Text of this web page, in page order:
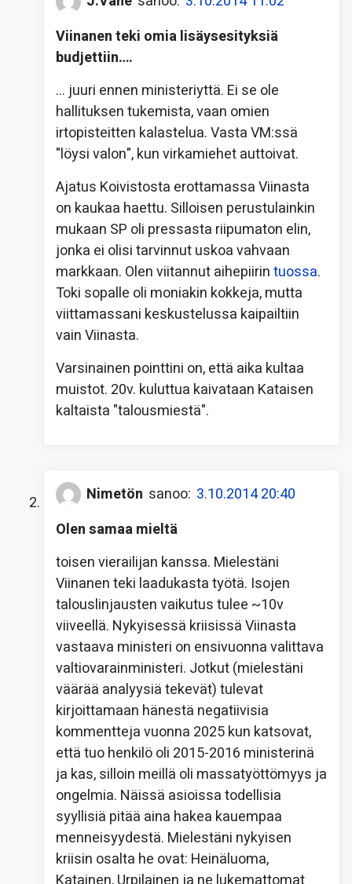
Viinanen teki omia lisäysesityksiä
budjettiin….
… juuri ennen ministeriyttä. Ei se ole
hallituksen tukemista, vaan omien
irtopisteitten kalastelua. Vasta VM:ssä
"löysi valon", kun virkamiehet auttoivat.
Ajatus Koivistosta erottamassa Viinasta
on kaukaa haettu. Silloisen perustulainkin
mukaan SP oli pressasta riipumaton elin,
jonka ei olisi tarvinnut uskoa vahvaan
markkaan. Olen viitannut aihepiirintuossa.
Toki sopalle oli moniakin kokkeja, mutta
viittamassani keskustelussa kaipailtiin
vain Viinasta.
Varsinainen pointtini on, että aika kultaa
muistot. 20v. kuluttua kaivataan Kataisen
kaltaista "talousmiestä".
Nimetön sanoo: 3.10.2014 20:40
Olen samaa mieltä
toisen vierailijan kanssa. Mielestäni
Viinanen teki laadukasta työtä. Isojen
talouslinjausten vaikutus tulee ~10v
viiveellä. Nykyisessä kriisissä Viinasta
vastaava ministeri on ensivuonna valittava
valtiovarainministeri. Jotkut (mielestäni
väärää analyysiä tekevät) tulevat
kirjoittamaan hänestä negatiivisia
kommentteja vuonna 2025 kun katsovat,
että tuo henkilö oli 2015-2016 ministerinä
ja kas, silloin meillä oli massatyöttömyys ja
ongelmia. Näissä asioissa todellisia
syyllisiä pitää aina hakea kauempaa
menneisyydestä. Mielestäni nykyisen
kriisin osalta he ovat: Heinäluoma,